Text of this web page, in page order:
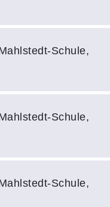
Schule,
Schule,
Schule,